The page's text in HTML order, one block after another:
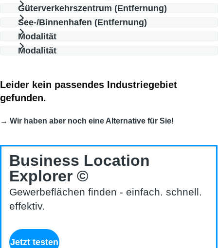
Güterverkehrszentrum (Entfernung)
See-/Binnenhafen (Entfernung)
Modalität
Modalität
Leider kein passendes Industriegebiet
gefunden.
→ Wir haben aber noch eine Alternative für Sie!
Business Location
Explorer ©
Gewerbeflächen finden - einfach. schnell.
effektiv.
Jetzt testen